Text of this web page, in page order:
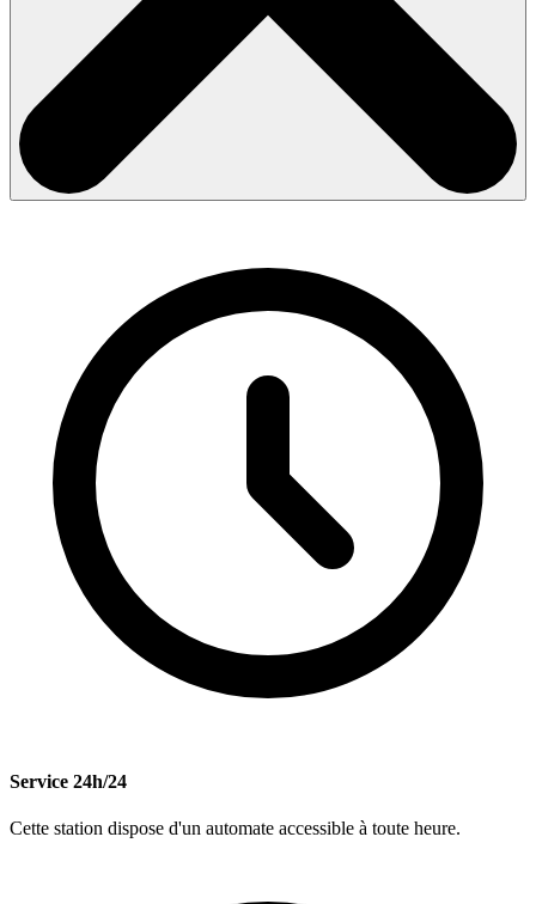
Service 24h/24
Cette station dispose d'un automate accessible à toute heure.